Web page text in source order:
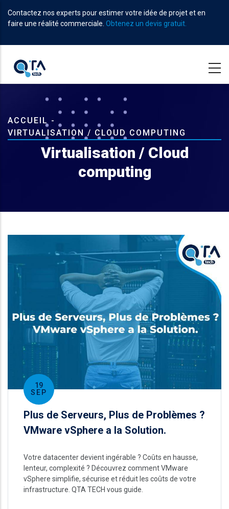
au
contenu
Contactez nos experts pour estimer votre idée de projet et en
faire une réalité commerciale. Obtenez un devis gratuit.
Fil
d'Ariane
ACCUEIL -
VIRTUALISATION / CLOUD COMPUTING
Virtualisation / Cloud
computing
19
SEP
Plus de Serveurs, Plus de Problèmes ?
VMware vSphere a la Solution.
Votre datacenter devient ingérable ? Coûts en hausse,
lenteur, complexité ? Découvrez comment VMware
vSphere simplifie, sécurise et réduit les coûts de votre
infrastructure. QTA TECH vous guide.